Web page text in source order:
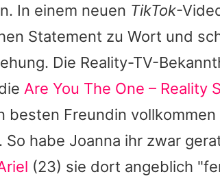
App runterladen
Team
Richtlinien
Impressum
In einem neuen TikTok-
Statement zu Wort und
Die Reality-TV-
Are You The One – Reality
besten Freundin vollkommen
So habe Joanna ihr zwar
(23) sie dort angeblich